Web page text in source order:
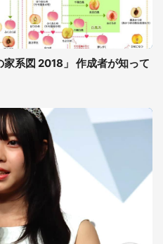
系図 2018」 作成者が知って